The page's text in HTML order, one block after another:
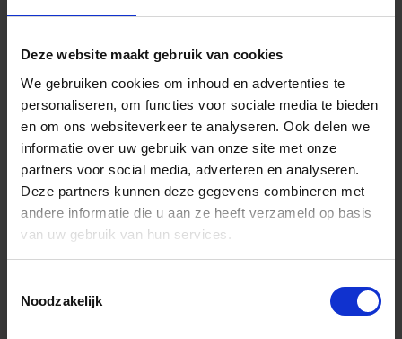
Deze website maakt gebruik van cookies
We gebruiken cookies om inhoud en advertenties te
personaliseren, om functies voor sociale media te bieden
en om ons websiteverkeer te analyseren. Ook delen we
informatie over uw gebruik van onze site met onze
partners voor social media, adverteren en analyseren.
Deze partners kunnen deze gegevens combineren met
andere informatie die u aan ze heeft verzameld op basis
van uw gebruik van hun services.
Noodzakelijk